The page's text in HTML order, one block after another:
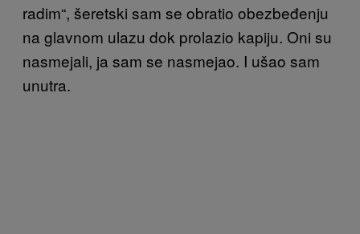
radim“, šeretski sam se obratio obezbeđenju
na glavnom ulazu dok prolazio kapiju. Oni su
nasmejali, ja sam se nasmejao. I ušao sam
unutra.